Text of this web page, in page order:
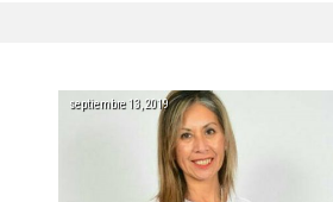
septiembre 13, 2019